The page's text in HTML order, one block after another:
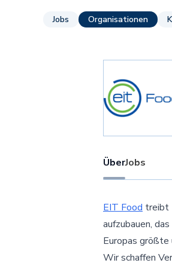
Jobs Organisationen
ÜberJobs
EIT Food treibt
aufzubauen,
Europas
Wir schaffen